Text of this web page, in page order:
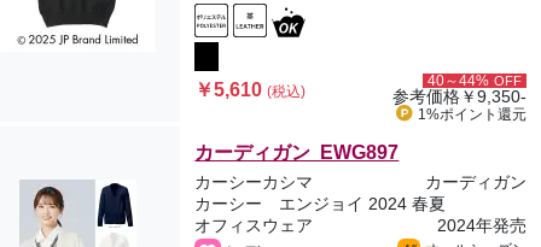
￥5,610(税込)
40～44% OFF
参考価格￥9,350-
1%ポイント 還元
カーディガン EWG897
カーシーカシマ
カーディガン
カーシー エンジョイ 2024 春夏
オフィスウェア
2024年発売